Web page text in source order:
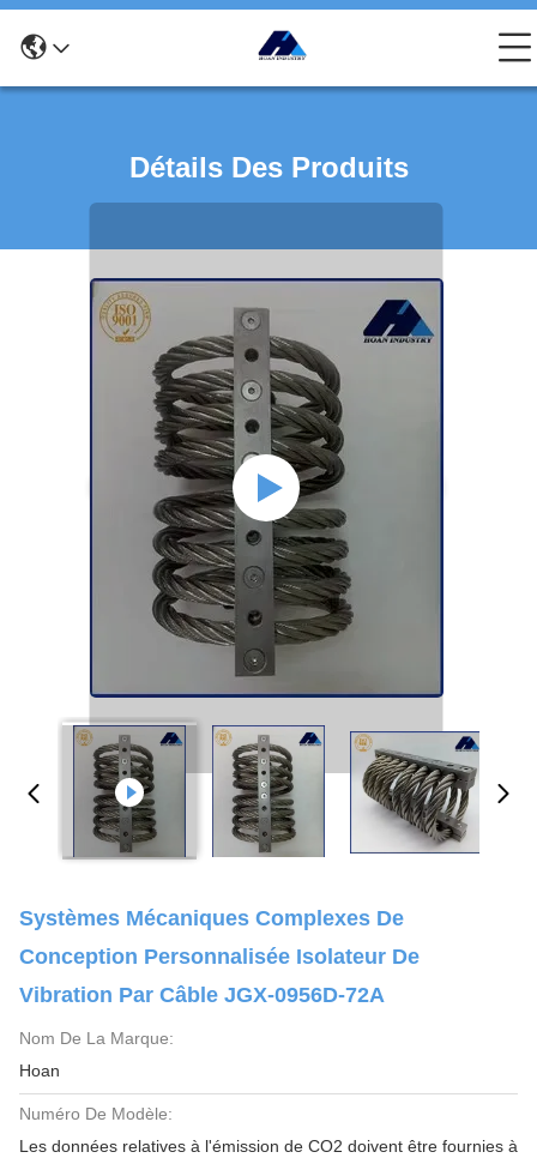
Détails Des Produits
Systèmes Mécaniques Complexes De
Conception Personnalisée Isolateur De
Vibration Par Câble JGX-0956D-72A
Nom De La Marque:
Hoan
Numéro De Modèle:
Les données relatives à l'émission de CO2 doivent être fournies à